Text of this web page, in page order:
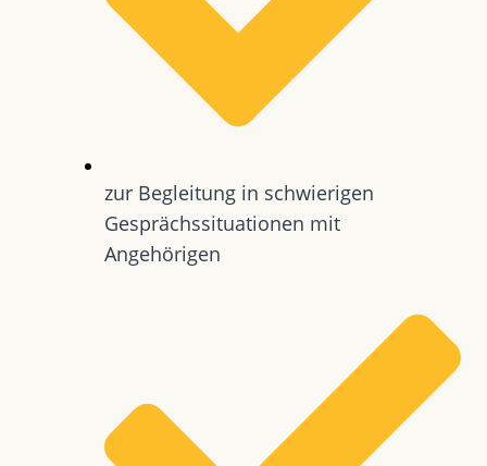
zur Begleitung in schwierigen
Gesprächssituationen mit
Angehörigen